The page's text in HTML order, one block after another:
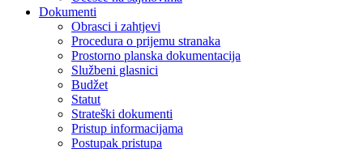
Dokumenti
Obrasci i zahtjevi
Procedura o prijemu stranaka
Prostorno planska dokumentacija
Službeni glasnici
Budžet
Statut
Strateški dokumenti
Pristup informacijama
Postupak pristupa